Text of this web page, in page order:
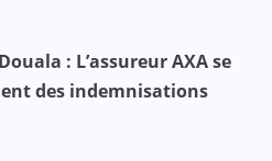
: L’assureur AXA se
des indemnisations